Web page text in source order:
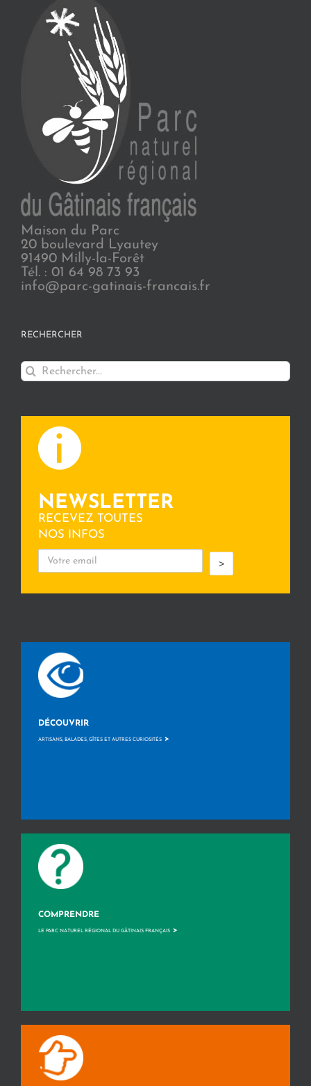
Maison du Parc
20 boulevard Lyautey
91490 Milly-la-Forêt
Tél. : 01 64 98 73 93
info@parc-gatinais-francais.fr
RECHERCHER
Rechercher:
NEWSLETTER
RECEVEZ TOUTES
NOS INFOS
>
DÉCOUVRIR
ARTISANS, BALADES, GÎTES ET AUTRES CURIOSITÉS >
COMPRENDRE
LE PARC NATUREL RÉGIONAL DU GÂTINAIS FRANÇAIS >